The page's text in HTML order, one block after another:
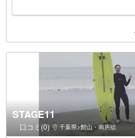
STAGE11
口コミ(0) 千葉県>館山・南房総